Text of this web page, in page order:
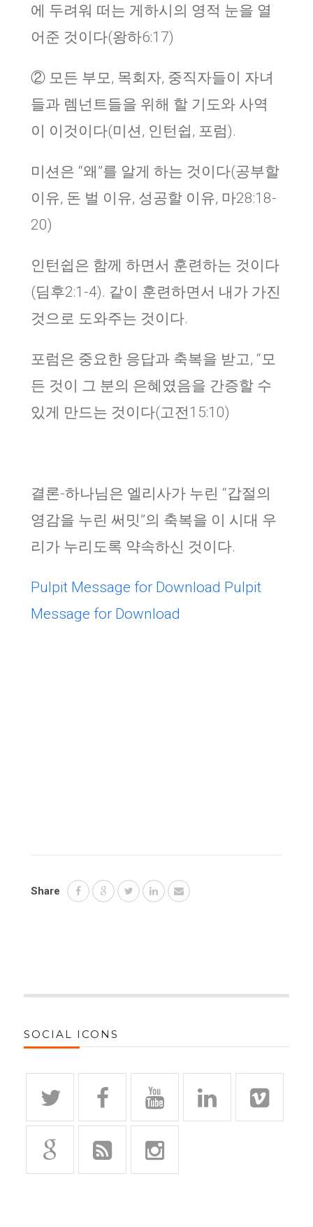
에 두려워 떠는 게하시의 영적 눈을 열
어준 것이다(왕하6:17)
② 모든 부모, 목회자, 중직자들이 자녀
들과 렘넌트들을 위해 할 기도와 사역
이 이것이다(미션, 인턴쉽, 포럼).
미션은 “왜”를 알게 하는 것이다(공부할
이유, 돈 벌 이유, 성공할 이유, 마28:18-
20)
인턴쉽은 함께 하면서 훈련하는 것이다
(딤후2:1-4). 같이 훈련하면서 내가 가진
것으로 도와주는 것이다.
포럼은 중요한 응답과 축복을 받고, “모
든 것이 그 분의 은혜였음을 간증할 수
있게 만드는 것이다(고전15:10)
결론-하나님은 엘리사가 누린 “갑절의
영감을 누린 써밋”의 축복을 이 시대 우
리가 누리도록 약속하신 것이다.
Pulpit Message for Download Pulpit
Message for Download
Share
SOCIAL ICONS